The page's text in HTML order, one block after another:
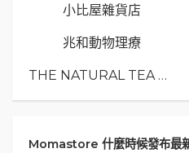
小比屋雜貨店
兆和動物理療
THE NATURAL TEA Co.
Momastore 什麼時候發布最